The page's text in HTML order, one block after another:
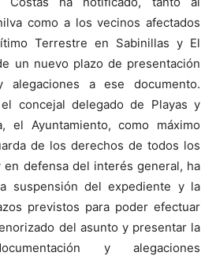
como a los vecinos afectados
Terrestre en Sabinillas y El
un nuevo plazo de presentación
alegaciones a ese documento.
concejal delegado de Playas y
el Ayuntamiento, como máximo
de los derechos de todos los
defensa del interés general, ha
suspensión del expediente y la
previstos para poder efectuar
del asunto y presentar la
y alegaciones